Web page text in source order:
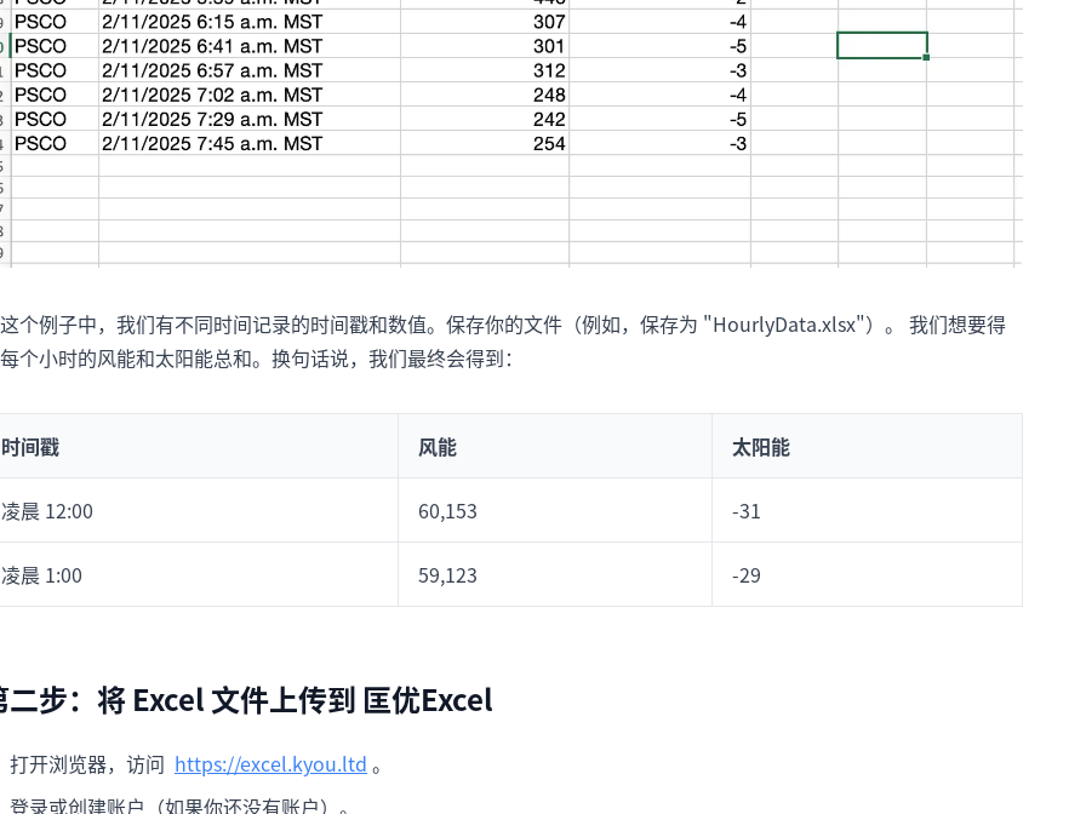
个例子中，我们有不同时间记录的时间戳和数值。保存你的文件（例如，保存为 "HourlyData.xlsx"）。 我们想要得
个小时的风能和太阳能总和。换句话说，我们最终会得到：
时间戳 风能 太阳能
凌晨 12:00 60,153 -31
凌晨 1:00 59,123 -29
二步：将 Excel 文件上传到 匡优Excel
打开浏览器，访问 https://excel.kyou.ltd 。
登录或创建账户（如果你还没有账户）。